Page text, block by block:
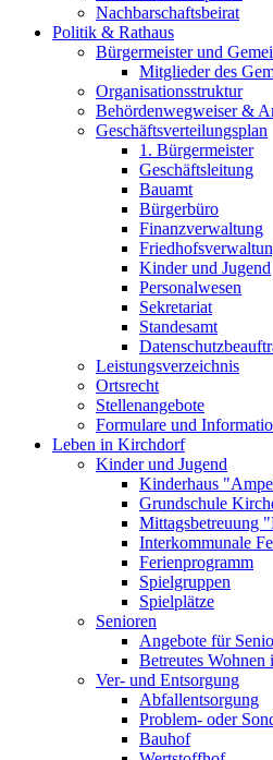
Nachbarschaftsbeirat
Politik & Rathaus
Bürgermeister und
Mitglieder des
Organisationsstruktur
Behördenwegweiser &
Geschäftsverteilungsplan
1. Bürgermeister
Geschäftsleitung
Bauamt
Bürgerbüro
Finanzverwaltung
Kinder und Jugend
Personalwesen
Sekretariat
Standesamt
Leistungsverzeichnis
Ortsrecht
Stellenangebote
Formulare und
Leben in Kirchdorf
Kinder und Jugend
Kinderhaus
Grundschule
Mittagsbetreuung
Interkommunale
Ferienprogramm
Spielgruppen
Spielplätze
Senioren
Angebote für
Betreutes Wohnen
Ver- und Entsorgung
Abfallentsorgung
Problem- oder
Bauhof